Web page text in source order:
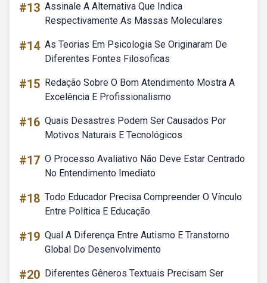
#13 Assinale A Alternativa Que Indica
Respectivamente As Massas Moleculares
#14 As Teorias Em Psicologia Se Originaram De
Diferentes Fontes Filosoficas
#15 Redação Sobre O Bom Atendimento Mostra A
Excelência E Profissionalismo
#16 Quais Desastres Podem Ser Causados Por
Motivos Naturais E Tecnológicos
#17 O Processo Avaliativo Não Deve Estar Centrado
No Entendimento Imediato
#18 Todo Educador Precisa Compreender O Vínculo
Entre Política E Educação
#19 Qual A Diferença Entre Autismo E Transtorno
Global Do Desenvolvimento
#20 Diferentes Gêneros Textuais Precisam Ser